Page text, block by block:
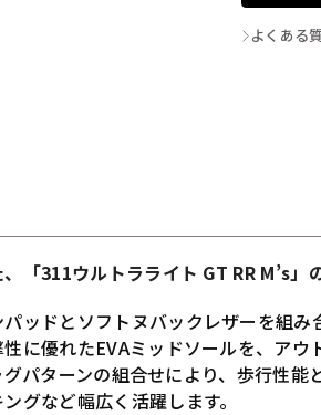
よくある
311ウルトラライト GT RR M’s」
ッドとソフトヌバックレザーを組
に優れたEVAミッドソールを、ア
ターンの組合せにより、歩行性能
グなど幅広く活躍します。